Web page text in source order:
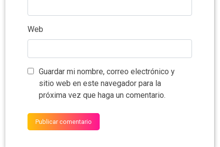
Web
Guardar mi nombre, correo electrónico y
sitio web en este navegador para la
próxima vez que haga un comentario.